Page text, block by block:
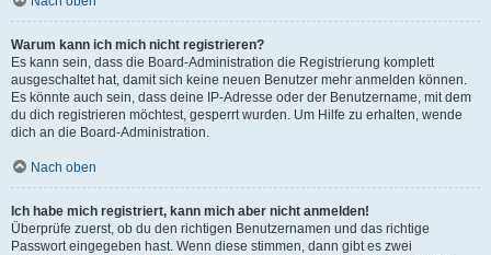
Warum kann ich mich nicht registrieren?
Es kann sein, dass die Board-Administration die Registrierung komplett
ausgeschaltet hat, damit sich keine neuen Benutzer mehr anmelden können.
Es könnte auch sein, dass deine IP-Adresse oder der Benutzername, mit dem
du dich registrieren möchtest, gesperrt wurden. Um Hilfe zu erhalten, wende
dich an die Board-Administration.
Nach oben
Ich habe mich registriert, kann mich aber nicht anmelden!
Überprüfe zuerst, ob du den richtigen Benutzernamen und das richtige
Passwort eingegeben hast. Wenn diese stimmen, dann gibt es zwei